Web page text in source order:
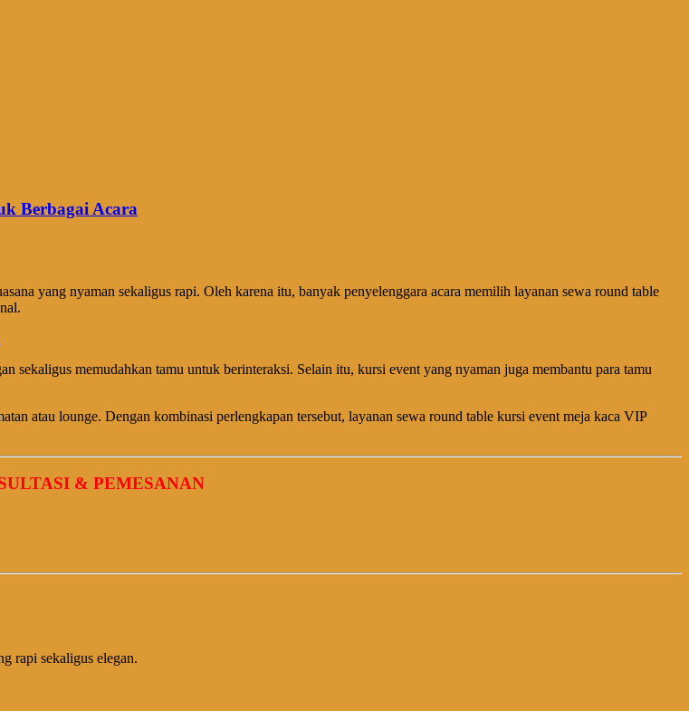
Berbagai Acara
yang nyaman sekaligus rapi. Oleh karena itu, banyak penyelenggara acara memilih layanan sewa round table
sekaligus memudahkan tamu untuk berinteraksi. Selain itu, kursi event yang nyaman juga membantu para tamu
atau lounge. Dengan kombinasi perlengkapan tersebut, layanan sewa round table kursi event meja kaca VIP
& PEMESANAN
rapi sekaligus elegan.